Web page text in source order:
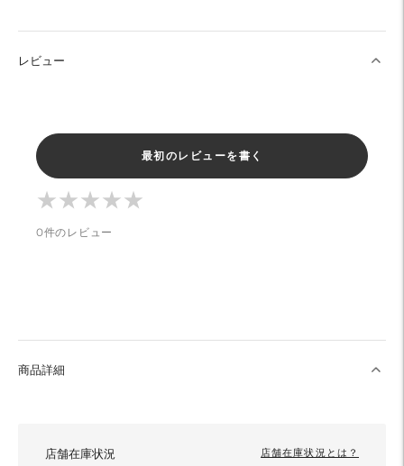
商
レビュー
最初のレビューを書く
★★★★★
★★★★★
0件のレビュー
商品詳細
店舗在庫状況 店舗在庫状況とは？